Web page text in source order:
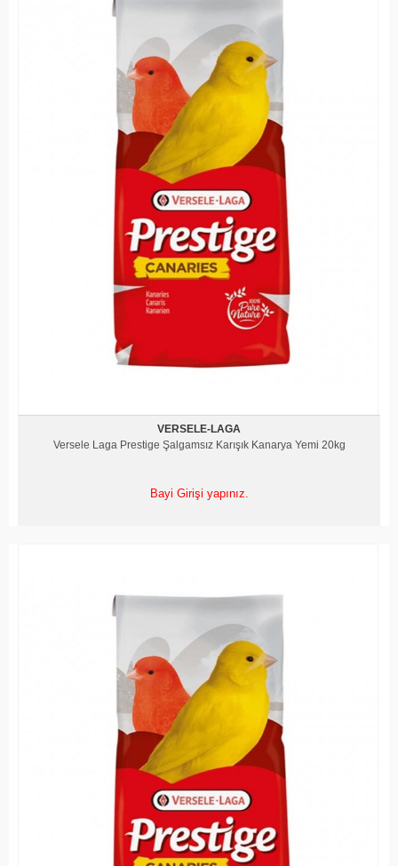
VERSELE-LAGA
Versele Laga Prestige Şalgamsız Karışık Kanarya Yemi 20kg
Bayi Girişi yapınız.